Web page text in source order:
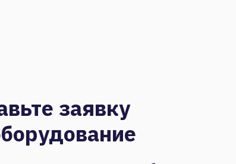
заявку